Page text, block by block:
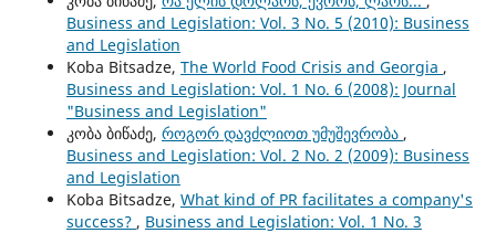
Business and Legislation: Vol. 3 No. 5 (2010): Business
and Legislation
Koba Bitsadze, The World Food Crisis and Georgia ,
Business and Legislation: Vol. 1 No. 6 (2008): Journal
"Business and Legislation"
კობა ბიწაძე, როგორ დავძლიოთ უმუშევრობა ,
Business and Legislation: Vol. 2 No. 2 (2009): Business
and Legislation
Koba Bitsadze, What kind of PR facilitates a company's
success? , Business and Legislation: Vol. 1 No. 3